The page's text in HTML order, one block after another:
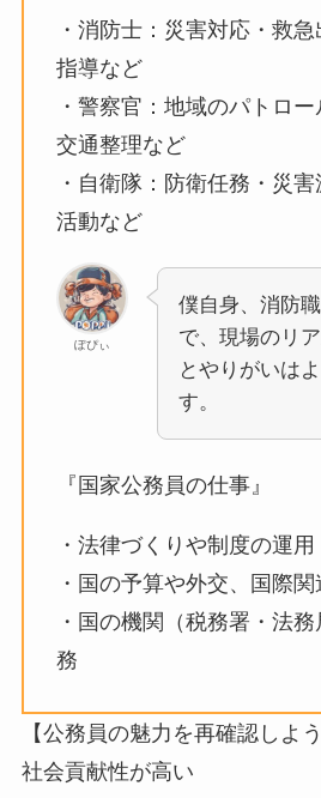
・消防士：災害対応・救
指導など
・警察官：地域のパトロー
交通整理など
・自衛隊：防衛任務・災
活動など
ぽぴぃ
僕自身、消防
で、現場のリ
とやりがいは
す。
『国家公務員の仕事』
・法律づくりや制度の運用
・国の予算や外交、国際
・国の機関（税務署・法
務
【公務員の魅力を再確認しよう
社会貢献性が高い